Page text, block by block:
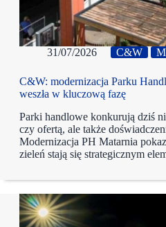
31/07/2026 C&W
C&W: modernizacja Parku
weszła w kluczową fazę
Parki handlowe konkurują dziś
czy ofertą, ale także
Modernizacja PH Matarnia
zieleń stają się strategicznym